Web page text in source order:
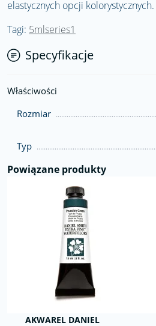
elastycznych opcji kolorystycznych.
Tagi: 5mlseries1
Specyfikacje
Właściwości
Rozmiar
Typ
Powiązane produkty
AKWAREL DANIEL